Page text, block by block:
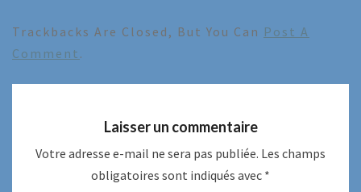
Trackbacks Are Closed, But You Can Post A
Comment .
Laisser un commentaire
Votre adresse e-mail ne sera pas publiée. Les champs
obligatoires sont indiqués avec *